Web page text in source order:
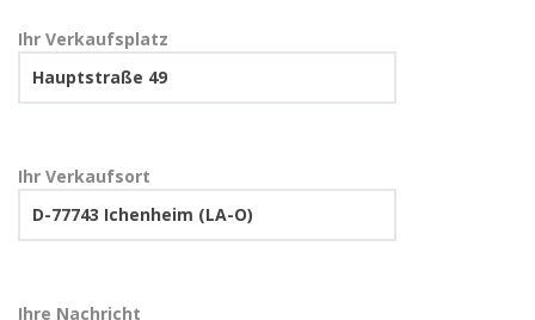
Ihr Verkaufsplatz
Ihr Verkaufsort
Ihre Nachricht